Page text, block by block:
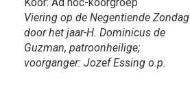
Viering op de Negentiende Zondag
door het jaar-H. Dominicus de
Guzman, patroonheilige;
voorganger: Jozef Essing o.p.